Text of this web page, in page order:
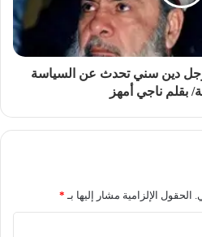
دين سني تحدث عن السياسة
بقلم ناجي أمهز
الحقول الإلزامية مشار إليها بـ *